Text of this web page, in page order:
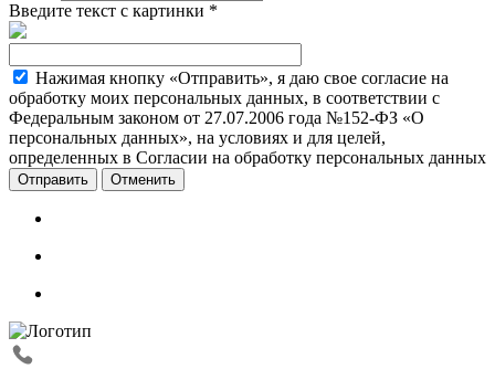
Введите текст с картинки *
Нажимая кнопку «Отправить», я даю свое согласие на
обработку моих персональных данных, в соответствии с
Федеральным законом от 27.07.2006 года №152-ФЗ «О
персональных данных», на условиях и для целей,
определенных в Согласии на обработку персональных данных
Отменить